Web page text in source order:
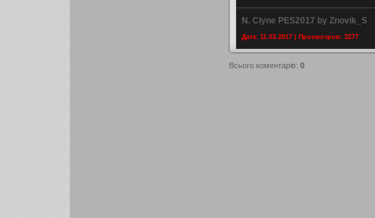
N. Clyne PES2017 by Znovik_S
Дата: 11.03.2017 | Просмотров: 3277
Всього коментарів: 0